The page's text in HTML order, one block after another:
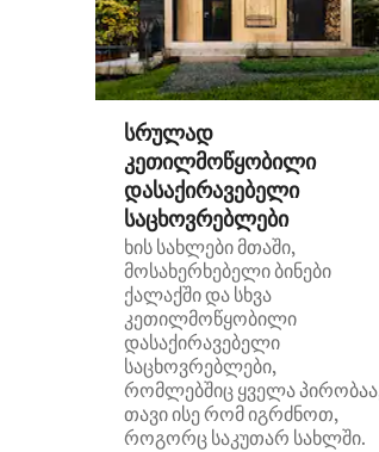
სრულად
კეთილმოწყობილი
დასაქირავებელი
საცხოვრებლები
ხის სახლები მთაში,
მოსახერხებელი ბინები
ქალაქში და სხვა
კეთილმოწყობილი
დასაქირავებელი
საცხოვრებლები,
რომლებშიც ყველა
თავი ისე რომ იგრძნოთ,
როგორც საკუთარ სახლში.